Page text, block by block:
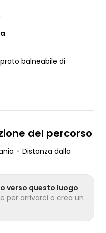
balneabile di
del percorso
• Distanza dalla
verso questo luogo
per arrivarci o crea un